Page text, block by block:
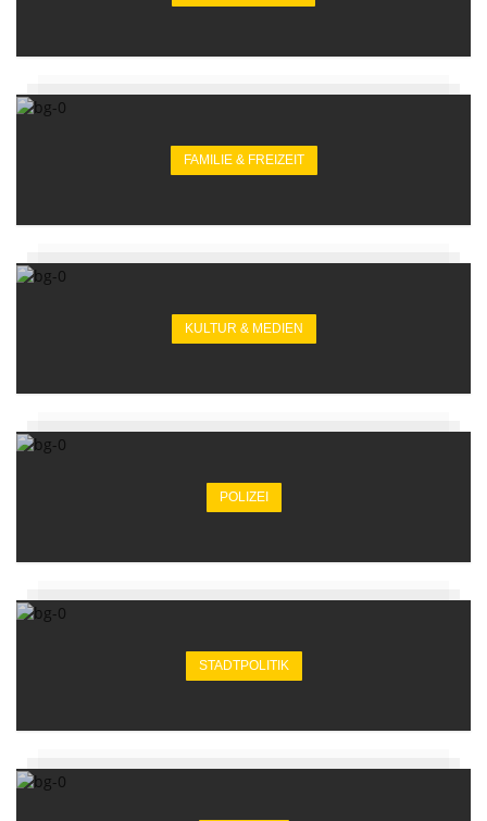
FAMILIE & FREIZEIT
KULTUR & MEDIEN
POLIZEI
STADTPOLITIK